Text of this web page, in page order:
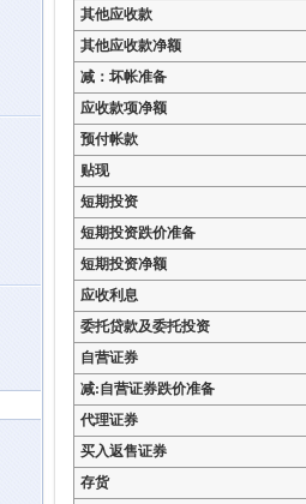
其他应收款
其他应收款净额
减：坏帐准备
应收款项净额
预付帐款
贴现
短期投资
短期投资跌价准备
短期投资净额
应收利息
委托贷款及委托投资
自营证券
减:自营证券跌价准备
代理证券
买入返售证券
存货